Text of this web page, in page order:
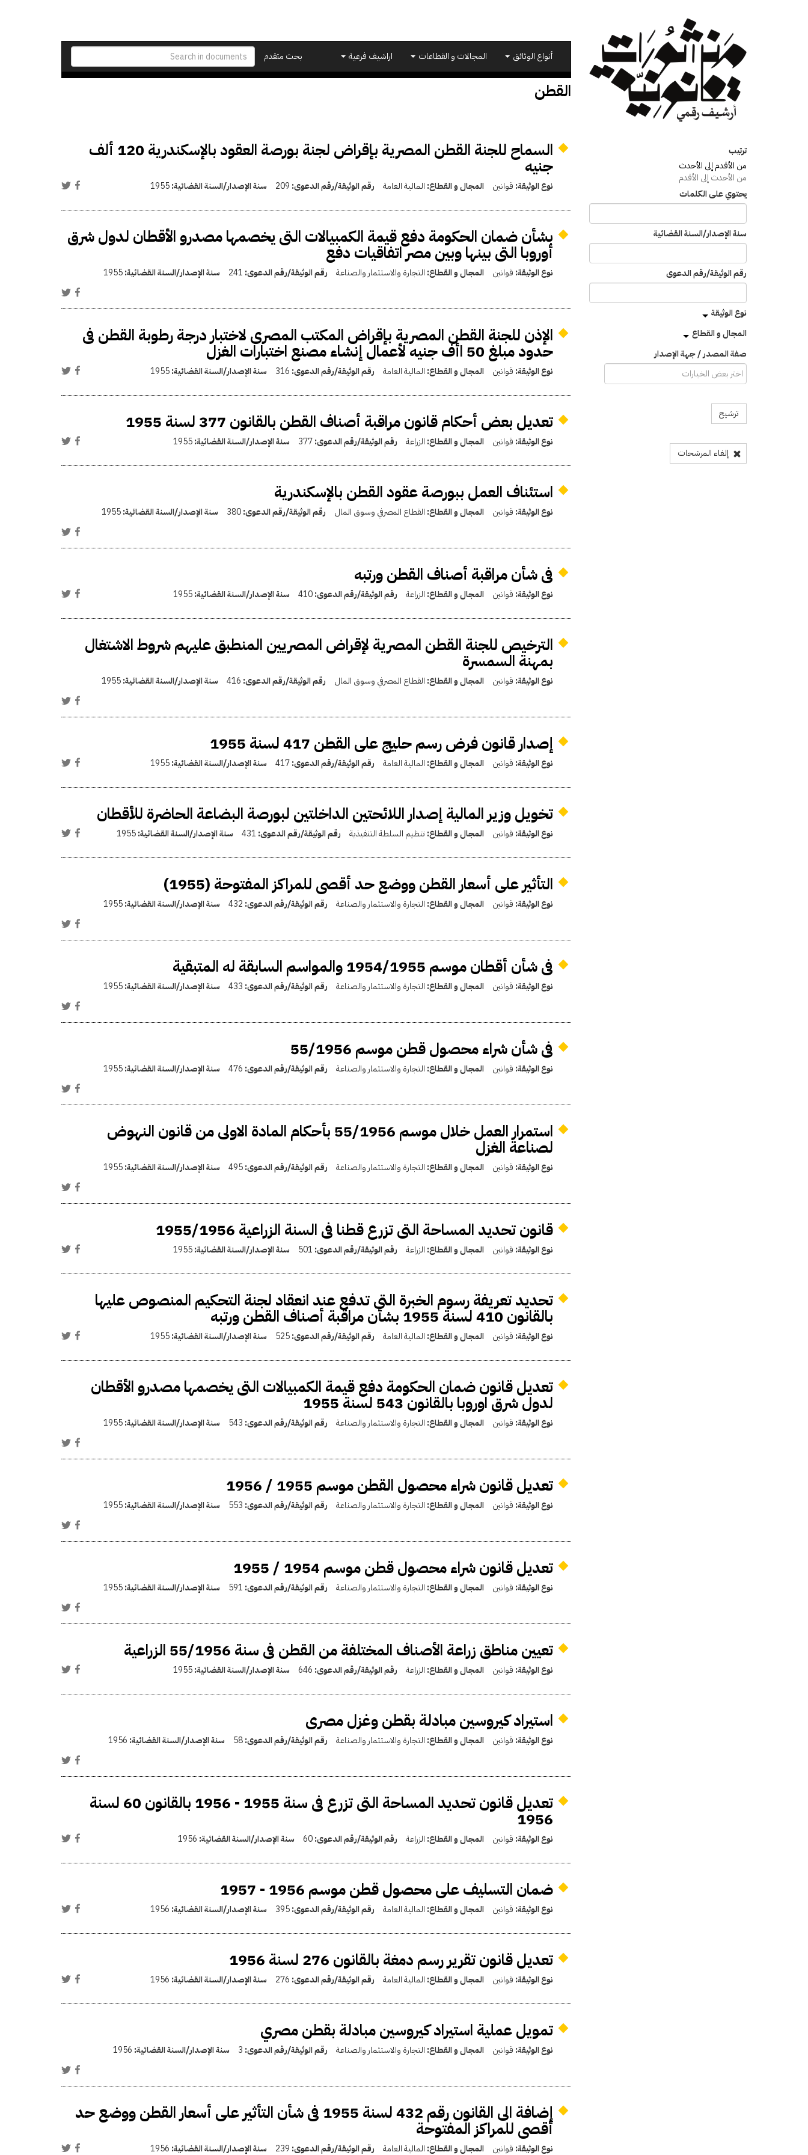
بحث متقدم
أنواع الوثائق المجالات و القطاعات اراشيف فرعية
القطن
ترتيب
من الأقدم إلى الأحدث
من الأحدث إلى الأقدم
يحتوي على الكلمات
سنة الإصدار/السنة القضائية
رقم الوثيقة/رقم الدعوى
نوع الوثيقة
المجال و القطاع
صفة المصدر / جهة الإصدار
ترشيح
إلغاء المرشحات
السماح للجنة القطن المصرية بإقراض لجنة بورصة العقود بالإسكندرية 120 ألف
جنيه
نوع الوثيقة: قوانين المجال و القطاع: المالية العامة رقم الوثيقة/رقم الدعوى: 209 سنة الإصدار/السنة القضائية:1955
بشأن ضمان الحكومة دفع قيمة الكمبيالات التى يخصمها مصدرو الأقطان لدول شرق
أوروبا التى بينها وبين مصر اتفاقيات دفع
نوع الوثيقة: قوانين المجال و القطاع: التجارة والاستثمار والصناعة رقم الوثيقة/رقم الدعوى: 241 سنة الإصدار/السنة القضائية:1955
الإذن للجنة القطن المصرية بإقراض المكتب المصرى لاختبار درجة رطوبة القطن فى
حدود مبلغ 50 اأف جنيه لأعمال إنشاء مصنع اختبارات الغزل
نوع الوثيقة: قوانين المجال و القطاع: المالية العامة رقم الوثيقة/رقم الدعوى: 316 سنة الإصدار/السنة القضائية:1955
تعديل بعض أحكام قانون مراقبة أصناف القطن بالقانون 377 لسنة 1955
نوع الوثيقة: قوانين المجال و القطاع: الزراعة رقم الوثيقة/رقم الدعوى:377 سنة الإصدار/السنة القضائية:1955
استئناف العمل ببورصة عقود القطن بالإسكندرية
نوع الوثيقة: قوانين المجال و القطاع: القطاع المصرفي وسوق المال رقم الوثيقة/رقم الدعوى:380 سنة الإصدار/السنة القضائية:1955
فى شأن مراقبة أصناف القطن ورتبه
نوع الوثيقة: قوانين المجال و القطاع: الزراعة رقم الوثيقة/رقم الدعوى:410 سنة الإصدار/السنة القضائية:1955
الترخيص للجنة القطن المصرية لإقراض المصريين المنطبق عليهم شروط الاشتغال
بمهنة السمسرة
نوع الوثيقة: قوانين المجال و القطاع: القطاع المصرفي وسوق المال رقم الوثيقة/رقم الدعوى: 416 سنة الإصدار/السنة القضائية:1955
إصدار قانون فرض رسم حليج على القطن 417 لسنة 1955
نوع الوثيقة: قوانين المجال و القطاع: المالية العامة رقم الوثيقة/رقم الدعوى:417 سنة الإصدار/السنة القضائية:1955
تخويل وزير المالية إصدار اللائحتين الداخلتين لبورصة البضاعة الحاضرة للأقطان
نوع الوثيقة: قوانين المجال و القطاع: تنظيم السلطة التنفيذية رقم الوثيقة/رقم الدعوى: 431 سنة الإصدار/السنة القضائية:1955
التأثير على أسعار القطن ووضع حد أقصى للمراكز المفتوحة (1955)
نوع الوثيقة: قوانين المجال و القطاع: التجارة والاستثمار والصناعة رقم الوثيقة/رقم الدعوى: 432 سنة الإصدار/السنة القضائية:1955
فى شأن أقطان موسم 1954/1955 والمواسم السابقة له المتبقية
نوع الوثيقة: قوانين المجال و القطاع: التجارة والاستثمار والصناعة رقم الوثيقة/رقم الدعوى: 433 سنة الإصدار/السنة القضائية:1955
فى شأن شراء محصول قطن موسم 55/1956
نوع الوثيقة: قوانين المجال و القطاع: التجارة والاستثمار والصناعة رقم الوثيقة/رقم الدعوى: 476 سنة الإصدار/السنة القضائية:1955
استمرار العمل خلال موسم 55/1956 بأحكام المادة الاولى من قانون النهوض
لصناعة الغزل
نوع الوثيقة: قوانين المجال و القطاع: التجارة والاستثمار والصناعة رقم الوثيقة/رقم الدعوى:495 سنة الإصدار/السنة القضائية:1955
قانون تحديد المساحة التى تزرع قطنا فى السنة الزراعية 1955/1956
نوع الوثيقة: قوانين المجال و القطاع: الزراعة رقم الوثيقة/رقم الدعوى: 501 سنة الإصدار/السنة القضائية:1955
تحديد تعريفة رسوم الخبرة التى تدفع عند انعقاد لجنة التحكيم المنصوص عليها
بالقانون 410 لسنة 1955 بشأن مراقبة أصناف القطن ورتبه
نوع الوثيقة: قوانين المجال و القطاع: المالية العامة رقم الوثيقة/رقم الدعوى:525 سنة الإصدار/السنة القضائية:1955
تعديل قانون ضمان الحكومة دفع قيمة الكمبيالات التى يخصمها مصدرو الأقطان
لدول شرق اوروبا بالقانون 543 لسنة 1955
نوع الوثيقة: قوانين المجال و القطاع: التجارة والاستثمار والصناعة رقم الوثيقة/رقم الدعوى: 543 سنة الإصدار/السنة القضائية:1955
تعديل قانون شراء محصول القطن موسم 1955 / 1956
نوع الوثيقة: قوانين المجال و القطاع: التجارة والاستثمار والصناعة رقم الوثيقة/رقم الدعوى: 553 سنة الإصدار/السنة القضائية:1955
تعديل قانون شراء محصول قطن موسم 1954 / 1955
نوع الوثيقة: قوانين المجال و القطاع: التجارة والاستثمار والصناعة رقم الوثيقة/رقم الدعوى: 591 سنة الإصدار/السنة القضائية:1955
تعيين مناطق زراعة الأصناف المختلفة من القطن فى سنة 55/1956 الزراعية
نوع الوثيقة: قوانين المجال و القطاع: الزراعة رقم الوثيقة/رقم الدعوى: 646 سنة الإصدار/السنة القضائية:1955
استيراد كيروسين مبادلة بقطن وغزل مصرى
نوع الوثيقة: قوانين المجال و القطاع: التجارة والاستثمار والصناعة رقم الوثيقة/رقم الدعوى:58 سنة الإصدار/السنة القضائية: 1956
تعديل قانون تحديد المساحة التى تزرع فى سنة 1955 - 1956 بالقانون 60 لسنة
1956
نوع الوثيقة: قوانين المجال و القطاع: الزراعة رقم الوثيقة/رقم الدعوى:60 سنة الإصدار/السنة القضائية: 1956
ضمان التسليف على محصول قطن موسم 1956 - 1957
نوع الوثيقة: قوانين المجال و القطاع: المالية العامة رقم الوثيقة/رقم الدعوى:395 سنة الإصدار/السنة القضائية: 1956
تعديل قانون تقرير رسم دمغة بالقانون 276 لسنة 1956
نوع الوثيقة: قوانين المجال و القطاع: المالية العامة رقم الوثيقة/رقم الدعوى: 276 سنة الإصدار/السنة القضائية: 1956
تمويل عملية استيراد كيروسين مبادلة بقطن مصري
نوع الوثيقة: قوانين المجال و القطاع: التجارة والاستثمار والصناعة رقم الوثيقة/رقم الدعوى: 3 سنة الإصدار/السنة القضائية: 1956
إضافة الى القانون رقم 432 لسنة 1955 فى شأن التأثير على أسعار القطن ووضع حد
أقصى للمراكز المفتوحة
نوع الوثيقة: قوانين المجال و القطاع: المالية العامة رقم الوثيقة/رقم الدعوى: 239 سنة الإصدار/السنة القضائية: 1956